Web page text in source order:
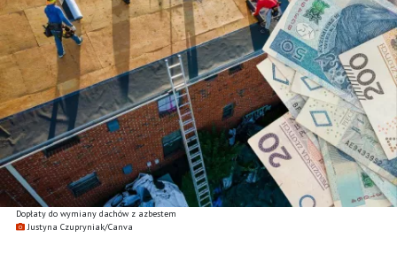
Dopłaty do wymiany dachów z azbestem
Justyna Czupryniak/Canva